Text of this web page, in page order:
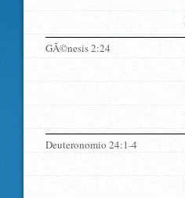
GÃ©nesis 2:24
Deuteronomio 24:1-4